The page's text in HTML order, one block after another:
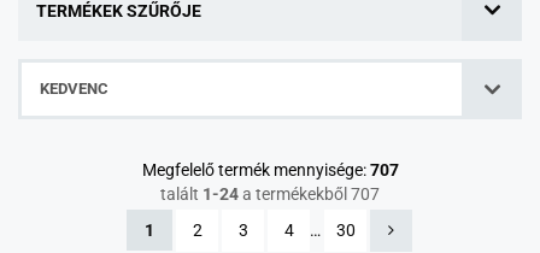
TERMÉKEK SZŰRŐJE
KEDVENC
Megfelelő termék mennyisége:707
talált 1-24a termékekből 707
1
2 3 4 … 30